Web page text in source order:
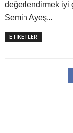
değerlendirmek iyi
Semih Ayeş...
ETİKETLER